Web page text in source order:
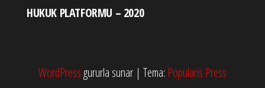
HUKUK PLATFORMU – 2020
WordPress gururla sunar | Tema: Popularis Press